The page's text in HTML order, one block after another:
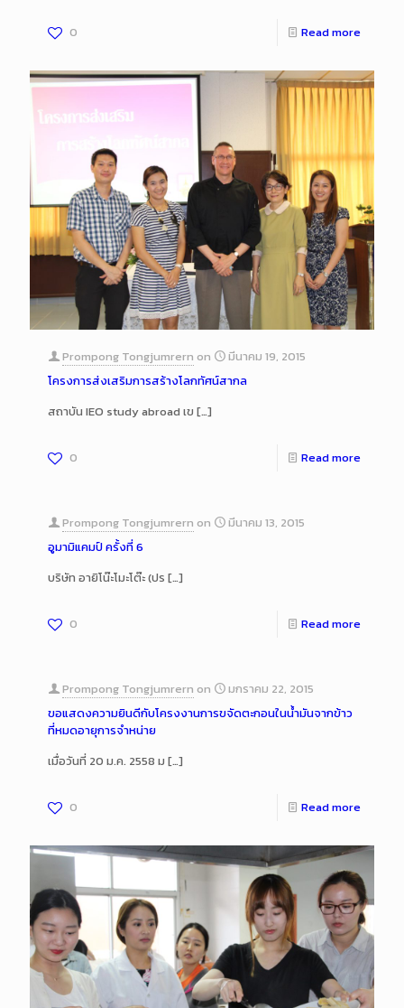
0 Read more
Prompong Tongjumrern on
มีนาคม 19, 2015
โครงการส่งเสริมการสร้างโลกทัศน์สากล
สถาบัน IEO study abroad เข […]
0 Read more
Prompong Tongjumrern on
มีนาคม 13, 2015
อูมามิแคมป์ ครั้งที่ 6
บริษัท อายิโน๊ะโมะโต๊ะ (ปร […]
0 Read more
Prompong Tongjumrern on
มกราคม 22, 2015
ขอแสดงความยินดีกับโครงงานการขจัดตะกอนในน้ำมันจากข้าว
ที่หมดอายุการจำหน่าย
เมื่อวันที่ 20 ม.ค. 2558 ม […]
0 Read more